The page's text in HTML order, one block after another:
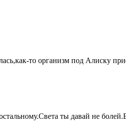
то организм под Алиску
Света ты давай не